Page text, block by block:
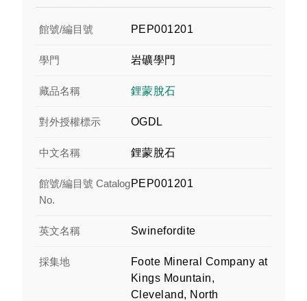
館號/編目號 PEP001201
學門 岩礦學門
藏品名稱 鋰蒙脫石
對外授權標示 OGDL
中文名稱 鋰蒙脫石
館號/編目號 Catalog
No.
PEP001201
英文名稱 Swinefordite
採集地
Foote Mineral Company at
Kings Mountain,
Cleveland, North